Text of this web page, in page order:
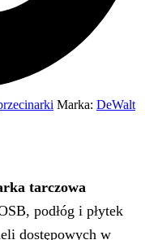
Marka: DeWalt
tarczowa
podłóg i płytek
dostępowych w